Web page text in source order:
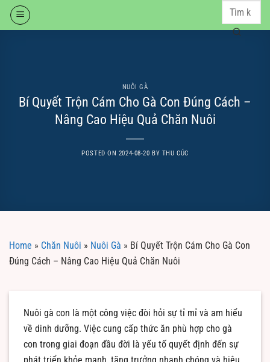
Skip
NUÔI GÀ
Bí Quyết Trộn Cám Cho Gà Con Đúng Cách –
Nâng Cao Hiệu Quả Chăn Nuôi
POSTED ON 2024-08-20 BY THU CÚC
Home » Chăn Nuôi » Nuôi Gà » Bí Quyết Trộn Cám Cho Gà Con
Đúng Cách – Nâng Cao Hiệu Quả Chăn Nuôi
Nuôi gà con là một công việc đòi hỏi sự tỉ mỉ và am hiểu
về dinh dưỡng. Việc cung cấp thức ăn phù hợp cho gà
con trong giai đoạn đầu đời là yếu tố quyết định đến sự